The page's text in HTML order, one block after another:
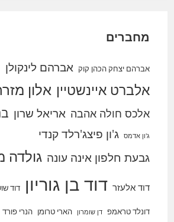
מחברים
אברהם יצחק הכהן קוק אברהם לינקולן
אלברט איינשטיין אלון
אלכס חולה אהבה אריאל שרון
ג'ון אדמס ג'ון פיצג'רלד קנדי
גבעת חלפון אינה עונה גולדה
דוד אלעזר דוד בן גוריון דוד
דונלד טראמפ דן שומרון הארי טרומן הנרי פורד